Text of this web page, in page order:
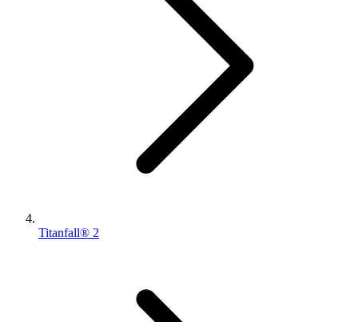
Titanfall® 2